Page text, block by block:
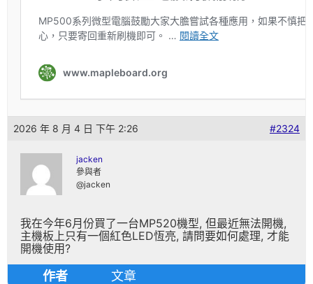
2026 年 8 月 4 日 下午 2:26 #2324
jacken
參與者
@jacken
我在今年6月份買了一台MP520機型, 但最近無法開機,
主機板上只有一個紅色LED恆亮, 請問要如何處理, 才能
開機使用?
作者 文章